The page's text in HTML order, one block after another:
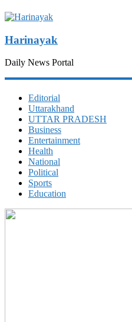
Harinayak
Daily News Portal
Editorial
Uttarakhand
UTTAR PRADESH
Business
Entertainment
Health
National
Political
Sports
Education